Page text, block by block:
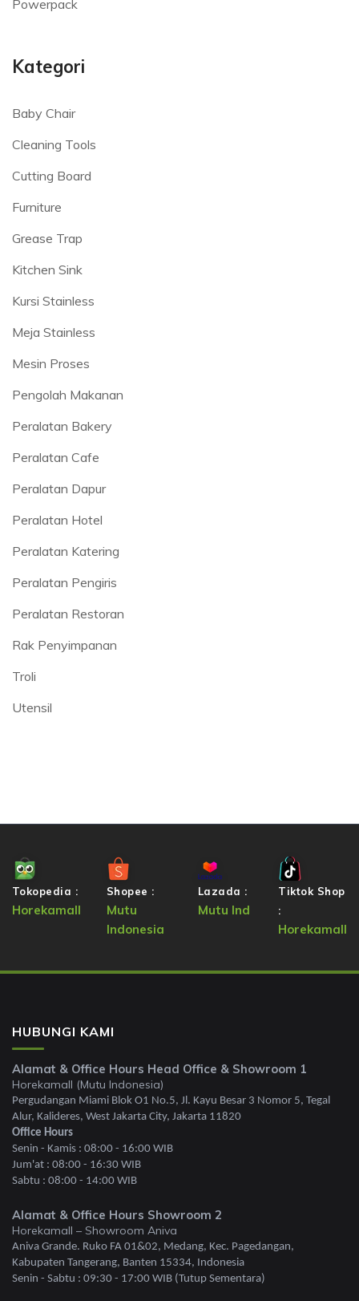
Powerpack
Kategori
Baby Chair
Cleaning Tools
Cutting Board
Furniture
Grease Trap
Kitchen Sink
Kursi Stainless
Meja Stainless
Mesin Proses
Pengolah Makanan
Peralatan Bakery
Peralatan Cafe
Peralatan Dapur
Peralatan Hotel
Peralatan Katering
Peralatan Pengiris
Peralatan Restoran
Rak Penyimpanan
Troli
Utensil
Tokopedia :
Horekamall
Shopee :
Mutu
Indonesia
Lazada :
Mutu Ind
Tiktok Shop
:
Horekamall
HUBUNGI KAMI
Alamat & Office Hours Head Office & Showroom 1
Horekamall (Mutu Indonesia)
Pergudangan Miami Blok O1 No.5, Jl. Kayu Besar 3 Nomor 5, Tegal
Alur, Kalideres, West Jakarta City, Jakarta 11820
Office Hours
Senin - Kamis : 08:00 - 16:00 WIB
Jum'at : 08:00 - 16:30 WIB
Sabtu : 08:00 - 14:00 WIB
Alamat & Office Hours Showroom 2
Horekamall – Showroom Aniva
Aniva Grande. Ruko FA 01&02, Medang, Kec. Pagedangan,
Kabupaten Tangerang, Banten 15334, Indonesia
Senin - Sabtu : 09:30 - 17:00 WIB (Tutup Sementara)